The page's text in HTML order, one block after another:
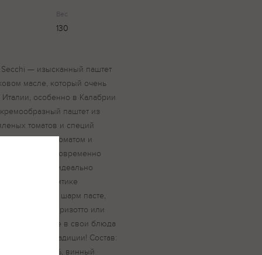
Вес
130
Secchi — изысканный паштет
масле, который очень
особенно в Калабрии
паштет из
томатов и специй
ароматом и
вкусом — одновременно
Он не только идеально
на ломтике
шарм пасте,
блинам, ризотто или
легко добавите в свои блюда
традиции! Состав:
масло 34%, винный